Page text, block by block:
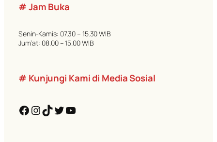
# Jam Buka
Senin-Kamis: 07.30 – 15.30 WIB
Jum’at: 08.00 – 15.00 WIB
# Kunjungi Kami di Media Sosial
Facebook InstagramTikTok Twitter YouTube